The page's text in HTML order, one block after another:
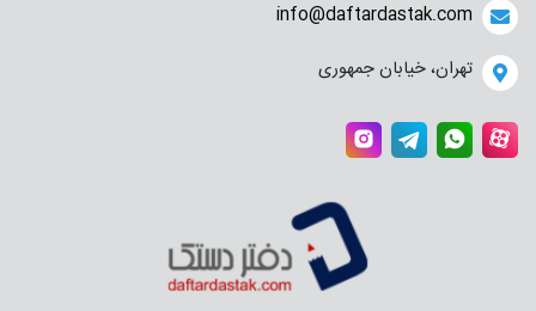
info@daftardastak.com
تهران، خیابان جمهوری